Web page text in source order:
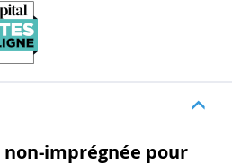
imprégnée pour